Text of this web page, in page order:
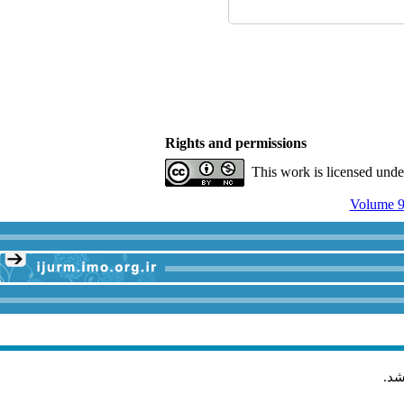
Rights and permissions
This work is licensed
Volume
.